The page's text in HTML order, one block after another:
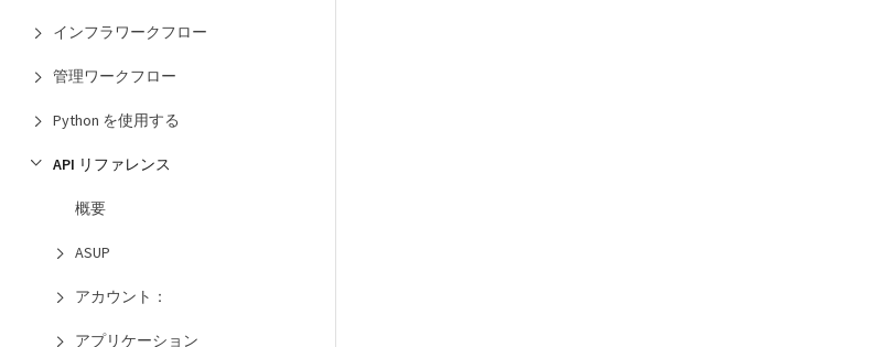
インフラワークフロー
管理ワークフロー
Python を使用する
API リファレンス
概要
ASUP
アカウント：
アプリケーション